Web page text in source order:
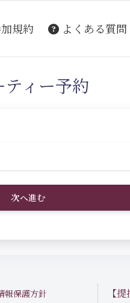
規約 よくある質問
ティー予約
次へ進む
報保護方針 【